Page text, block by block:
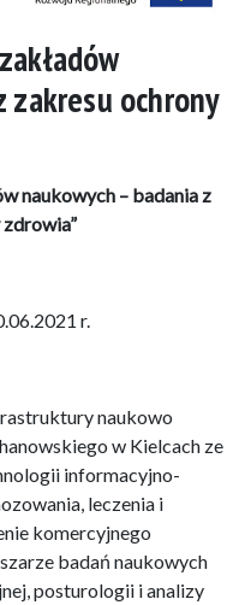
zakresu ochrony
naukowych – badania z
r.
naukowo
w Kielcach ze
informacyjno-
leczenia i
komercyjnego
badań naukowych
posturologii i analizy